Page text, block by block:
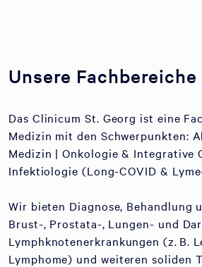
Unsere Fachbereiche
Das Clinicum St. Georg ist eine
Medizin mit den Schwerpunkten:
Medizin | Onkologie & Integrative
Infektiologie (Long-COVID &
Wir bieten Diagnose, Behandlung
Brust-, Prostata-, Lungen- und
Lymphknotenerkrankungen (z. B.
Lymphome) und weiteren soliden